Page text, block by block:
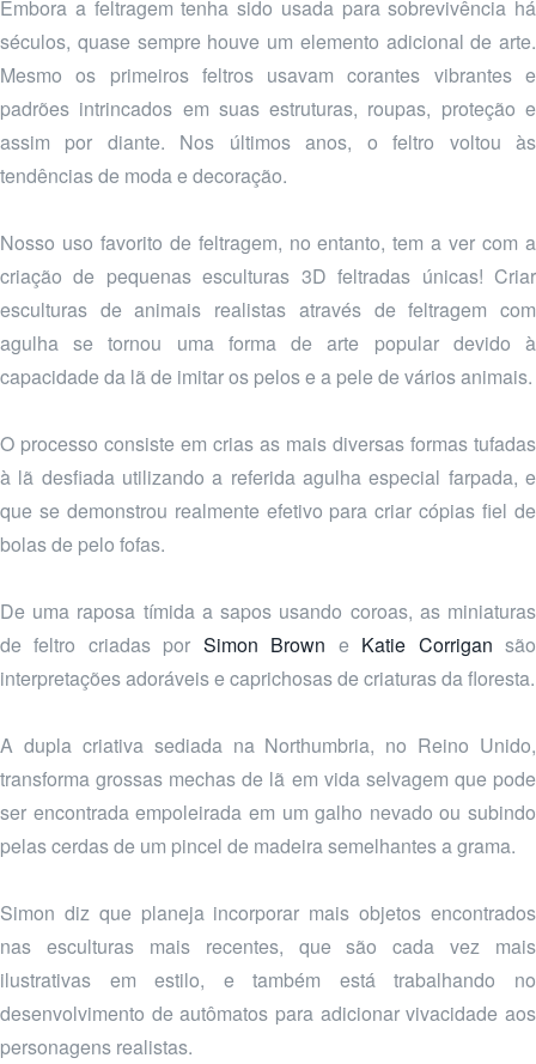
Embora a feltragem tenha sido usada para sobrevivência há
séculos, quase sempre houve um elemento adicional de arte.
Mesmo os primeiros feltros usavam corantes vibrantes e
padrões intrincados em suas estruturas, roupas, proteção e
assim por diante. Nos últimos anos, o feltro voltou às
tendências de moda e decoração.
Nosso uso favorito de feltragem, no entanto, tem a ver com a
criação de pequenas esculturas 3D feltradas únicas! Criar
esculturas de animais realistas através de feltragem com
agulha se tornou uma forma de arte popular devido à
capacidade da lã de imitar os pelos e a pele de vários animais.
O processo consiste em crias as mais diversas formas tufadas
à lã desfiada utilizando a referida agulha especial farpada, e
que se demonstrou realmente efetivo para criar cópias fiel de
bolas de pelo fofas.
De uma raposa tímida a sapos usando coroas, as miniaturas
de feltro criadas por Simon Brown e Katie Corrigan são
interpretações adoráveis e caprichosas de criaturas da floresta.
A dupla criativa sediada na Northumbria, no Reino Unido,
transforma grossas mechas de lã em vida selvagem que pode
ser encontrada empoleirada em um galho nevado ou subindo
pelas cerdas de um pincel de madeira semelhantes a grama.
Simon diz que planeja incorporar mais objetos encontrados
nas esculturas mais recentes, que são cada vez mais
ilustrativas em estilo, e também está trabalhando no
desenvolvimento de autômatos para adicionar vivacidade aos
personagens realistas.